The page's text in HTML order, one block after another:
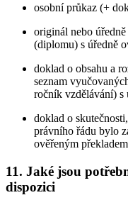
osobní průkaz (+
originál nebo
(diplomu) s úředně
doklad o obsahu a
seznam
ročník vzdělávání) s
doklad o
právního řádu bylo
ověřeným
11. Jaké jsou
dispozici